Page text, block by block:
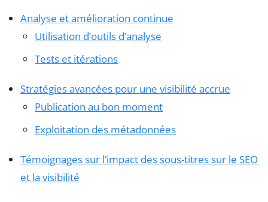
Analyse et amélioration continue
Utilisation d’outils d’analyse
Tests et itérations
Stratégies avancées pour une visibilité accrue
Publication au bon moment
Exploitation des métadonnées
Témoignages sur l’impact des sous-titres sur le SEO
et la visibilité